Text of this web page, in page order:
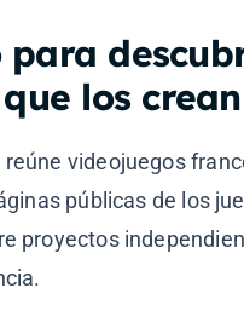
los crean
videojuegos
públicas de los
proyectos